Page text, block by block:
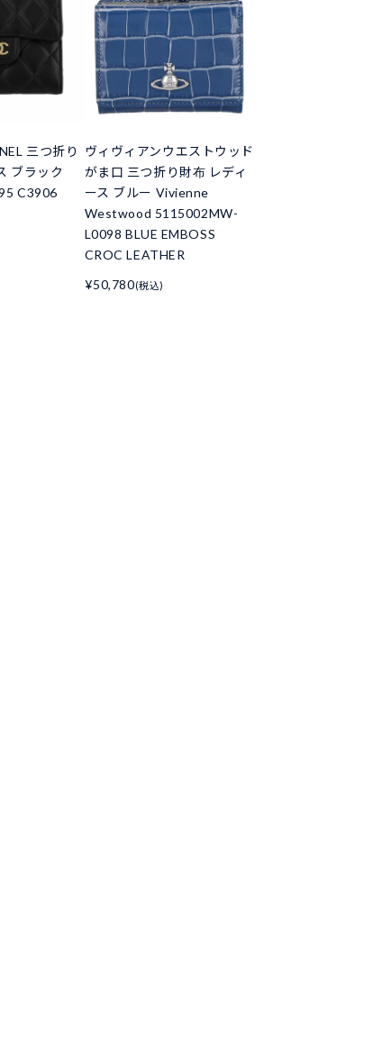
三つ折り
ブラック
C3906
ヴィヴィアンウエストウッド
がま口 三つ折り財布 レディ
ース ブルー Vivienne
Westwood 5115002MW-
L0098 BLUE EMBOSS
CROC LEATHER
¥50,780(税込)